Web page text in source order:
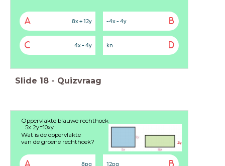
A 8x + 12y B
-4x - 4y
C 4x - 4y D
kn
Slide 18 - Quizvraag
Oppervlakte blauwe rechthoek
Wat is de oppervlakte
van de groene rechthoek?
5x⋅2y=10xy
8pq 12pq